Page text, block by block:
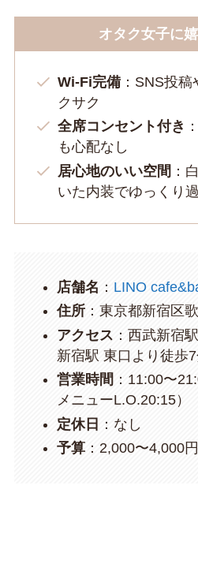
オタク女子に
Wi-Fi完備：SNS投稿
クサク
全席コンセント付き
も心配なし
居心地のいい空間 ：
いた内装でゆっくり
店舗名 ： LINO
住所：東京都新宿区
アクセス ：西武新宿
新宿駅 東口より徒歩
営業時間 ：11:00〜
メニューL.O.20:15）
定休日 ：なし
予算：2,000〜4,000円